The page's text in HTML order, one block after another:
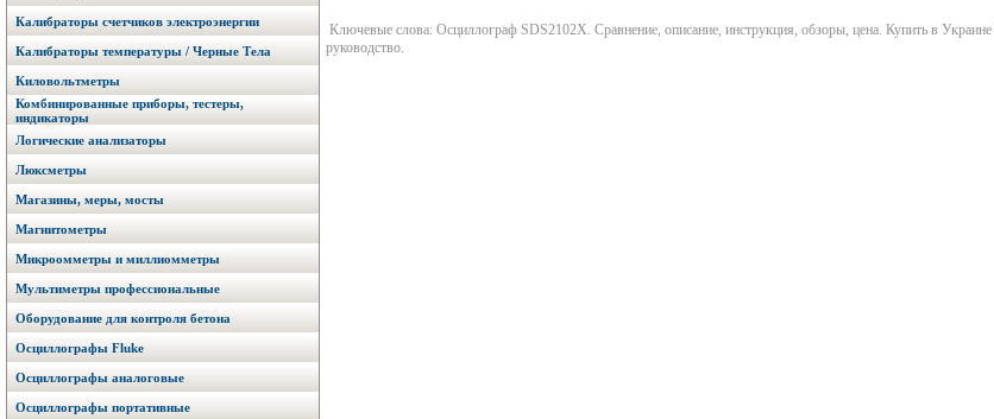
Калибраторы счетчиков электроэнергии
Калибраторы температуры / Черные Тела
Киловольтметры
Комбинированные приборы, тестеры,
индикаторы
Логические анализаторы
Люксметры
Магазины, меры, мосты
Магнитометры
Микроомметры и миллиомметры
Мультиметры профессиональные
Оборудование для контроля бетона
Осциллографы Fluke
Осциллографы аналоговые
Осциллографы портативные
Ключевые слова: Осциллограф SDS2102X. Сравнение, описание, инструкция, обзоры, цена. Купить в
руководство.